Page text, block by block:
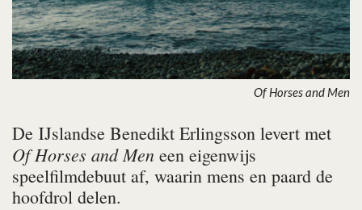
Of Horses and Men
De IJslandse Benedikt Erlingsson levert met
Of Horses and Men een eigenwijs
speelfilmdebuut af, waarin mens en paard de
hoofdrol delen.